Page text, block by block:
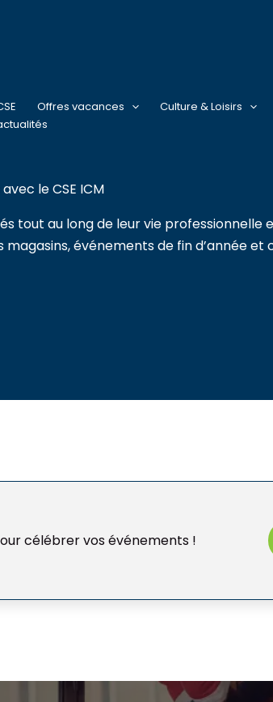
Offres vacances Culture & Loisirs
le CSE ICM
tout au long de leur vie
événements de fin d’année
célébrer vos événements !